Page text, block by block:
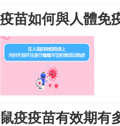
疫苗如何與人體免
鼠疫疫苗有效期有